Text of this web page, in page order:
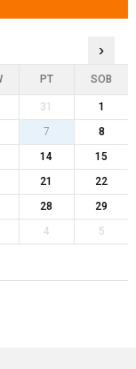
›
PT SOB
31
1
7
8
14
15
21
22
28
29
4 5